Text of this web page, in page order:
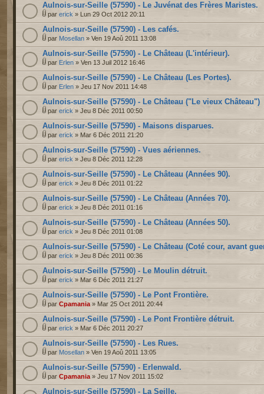
Aulnois-sur-Seille (57590) - Le Juvénat des Frères Maristes.
par erick » Lun 29 Oct 2012 20:11
Aulnois-sur-Seille (57590) - Les cafés.
par Mosellan » Ven 19 Aoû 2011 13:08
Aulnois-sur-Seille (57590) - Le Château (L'intérieur).
par Erlen » Ven 13 Juil 2012 16:46
Aulnois-sur-Seille (57590) - Le Château (Les Portes).
par Erlen » Jeu 17 Nov 2011 14:48
Aulnois-sur-Seille (57590) - Le Château ("Le vieux Château")
par erick » Jeu 8 Déc 2011 00:50
Aulnois-sur-Seille (57590) - Maisons disparues.
par erick » Mar 6 Déc 2011 21:20
Aulnois-sur-Seille (57590) - Vues aériennes.
par erick » Jeu 8 Déc 2011 12:28
Aulnois-sur-Seille (57590) - Le Château (Années 90).
par erick » Jeu 8 Déc 2011 01:22
Aulnois-sur-Seille (57590) - Le Château (Années 70).
par erick » Jeu 8 Déc 2011 01:16
Aulnois-sur-Seille (57590) - Le Château (Années 50).
par erick » Jeu 8 Déc 2011 01:08
Aulnois-sur-Seille (57590) - Le Château (Coté cour, avant
par erick » Jeu 8 Déc 2011 00:36
Aulnois-sur-Seille (57590) - Le Moulin détruit.
par erick » Mar 6 Déc 2011 21:27
Aulnois-sur-Seille (57590) - Le Pont Frontière.
par Cpamania » Mar 25 Oct 2011 20:44
Aulnois-sur-Seille (57590) - Le Pont Frontière détruit.
par erick » Mar 6 Déc 2011 20:27
Aulnois-sur-Seille (57590) - Les Rues.
par Mosellan » Ven 19 Aoû 2011 13:05
Aulnois-sur-Seille (57590) - Erlenwald.
par Cpamania » Jeu 17 Nov 2011 15:02
Aulnois-sur-Seille (57590) - La Seille.